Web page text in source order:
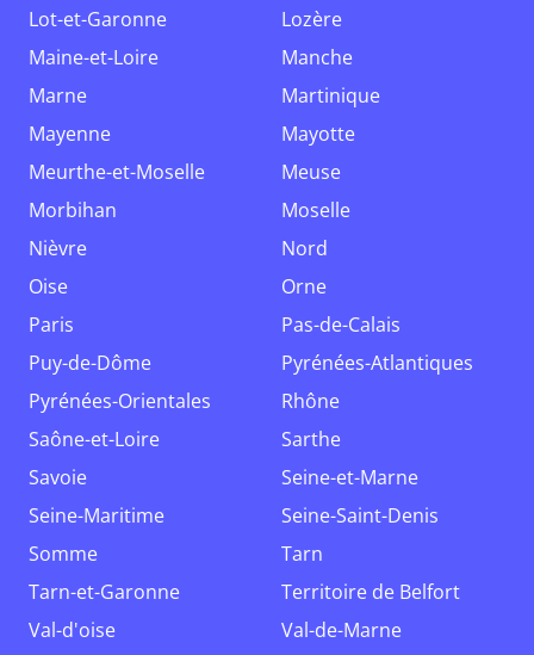
Lot-et-Garonne
Lozère
Maine-et-Loire
Manche
Marne
Martinique
Mayenne
Mayotte
Meurthe-et-Moselle
Meuse
Morbihan
Moselle
Nièvre
Nord
Oise
Orne
Paris
Pas-de-Calais
Puy-de-Dôme
Pyrénées-Atlantiques
Pyrénées-Orientales
Rhône
Saône-et-Loire
Sarthe
Savoie
Seine-et-Marne
Seine-Maritime
Seine-Saint-Denis
Somme
Tarn
Tarn-et-Garonne
Territoire de Belfort
Val-d'oise
Val-de-Marne